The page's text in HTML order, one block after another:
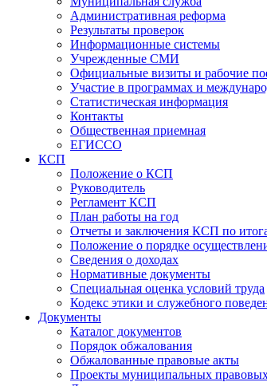
Административная реформа
Результаты проверок
Информационные системы
Учрежденные СМИ
Официальные визиты и рабочие
Участие в программах и
Статистическая информация
Контакты
Общественная приемная
ЕГИССО
КСП
Положение о КСП
Руководитель
Регламент КСП
План работы на год
Отчеты и заключения КСП по
Положение о порядке
Сведения о доходах
Нормативные документы
Специальная оценка условий труда
Кодекс этики и служебного
Документы
Каталог документов
Порядок обжалования
Обжалованные правовые акты
Проекты муниципальных